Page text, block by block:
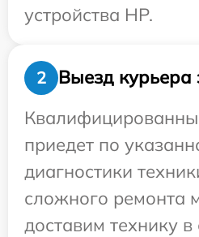
устройства HP.
2
Выезд курьера
приедет по
диагностики
сложного ремонта
доставим технику в